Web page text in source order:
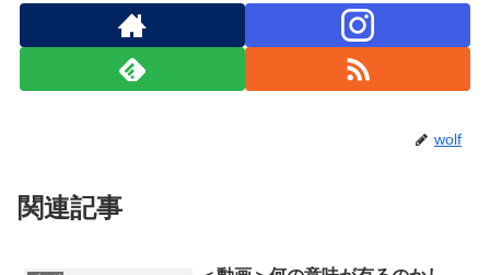
wolf
関連記事